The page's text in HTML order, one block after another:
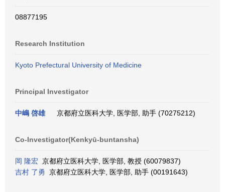
08877195
Research Institution
Kyoto Prefectural University of Medicine
Principal Investigator
中嶋 啓雄 京都府立医科大学, 医学部, 助手 (70275212)
Co-Investigator(Kenkyū-buntansha)
岡 隆宏 京都府立医科大学, 医学部, 教授 (60079837)
吉村 了勇 京都府立医科大学, 医学部, 助手 (00191643)